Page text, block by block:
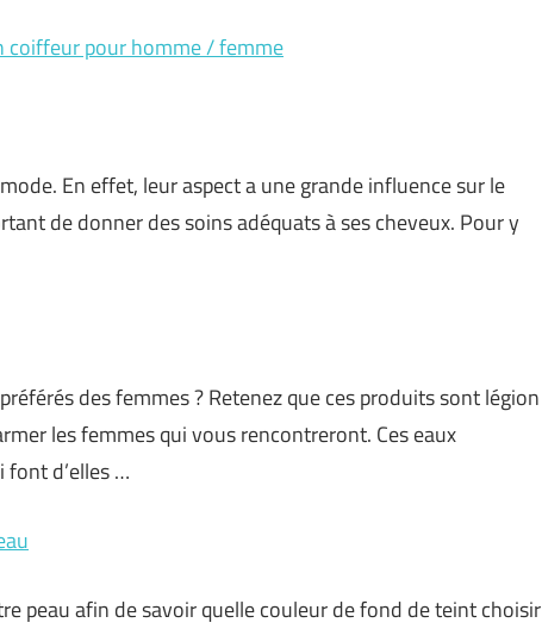
coiffeur pour homme / femme
En effet, leur aspect a une grande influence sur le
de donner des soins adéquats à ses cheveux. Pour y
des femmes ? Retenez que ces produits sont légion
les femmes qui vous rencontreront. Ces eaux
font d’elles …
peau afin de savoir quelle couleur de fond de teint choisir